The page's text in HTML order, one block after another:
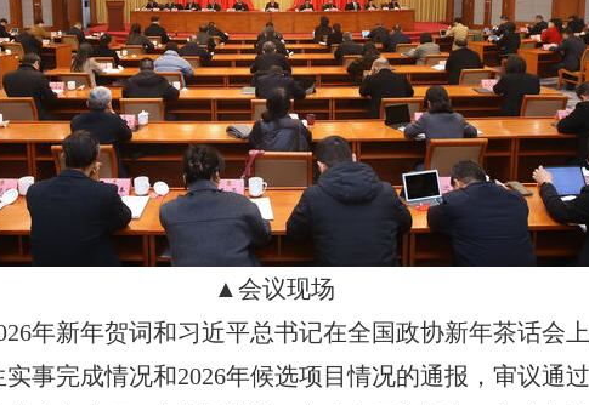
▲会议现场
年新年贺词和习近平总书记在全国政协新年茶话会
事完成情况和2026年候选项目情况的通报，审议通